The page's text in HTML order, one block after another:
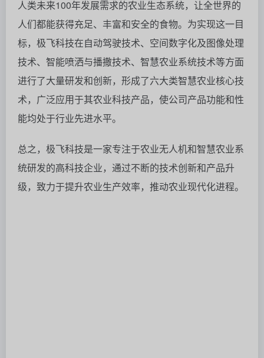
人类未来100年发展需求的农业生态系统，让全世界的
人们都能获得充足、丰富和安全的食物。为实现这一目
标，极飞科技在自动驾驶技术、空间数字化及图像处理
技术、智能喷洒与播撒技术、智慧农业系统技术等方面
进行了大量研发和创新，形成了六大类智慧农业核心技
术，广泛应用于其农业科技产品，使公司产品功能和性
能均处于行业先进水平。
总之，极飞科技是一家专注于农业无人机和智慧农业系
统研发的高科技企业，通过不断的技术创新和产品升
级，致力于提升农业生产效率，推动农业现代化进程。